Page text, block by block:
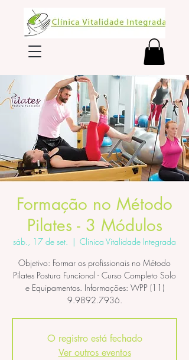
Formação no Método
Pilates - 3 Módulos
sáb., 17 de set.
  |
Clínica Vitalidade Integrada
Objetivo: Formar os profissionais no Método
Pilates Postura Funcional - Curso Completo Solo
e Equipamentos. Informações: WPP (11)
9.9892.7936.
O registro está fechado
Ver outros eventos